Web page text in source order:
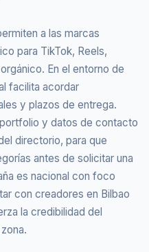
a las marcas
para TikTok, Reels,
En el entorno de
facilita acordar
y plazos de entrega.
y datos de contacto
directorio, para que
antes de solicitar una
es nacional con foco
con creadores en Bilbao
la credibilidad del